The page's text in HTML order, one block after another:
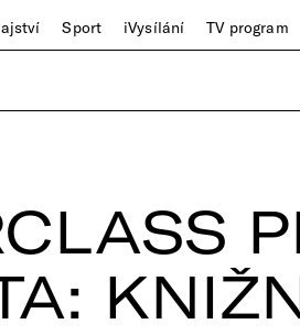
Sport iVysílání TV program